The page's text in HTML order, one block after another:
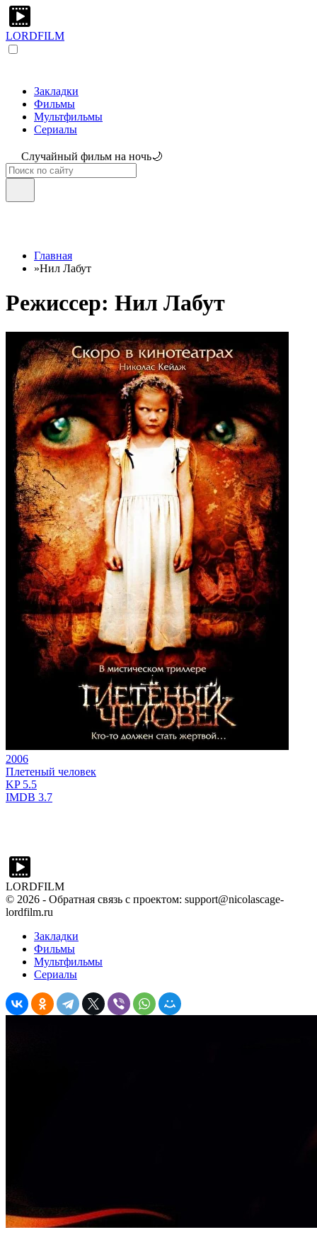
LORDFILM
Закладки
Фильмы
Мультфильмы
Сериалы
Случайный фильм на ночь🌙
Главная
»Нил Лабут
Режиссер: Нил Лабут
2006
Плетеный человек
KP5.5
IMDB 3.7
LORDFILM
© 2026 - Обратная связь с проектом: support@nicolascage-
lordfilm.ru
Закладки
Фильмы
Мультфильмы
Сериалы